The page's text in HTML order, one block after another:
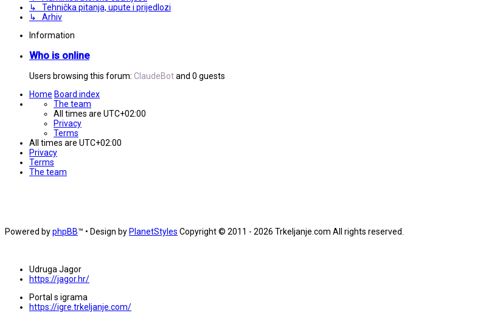
↳ Tehnička pitanja, upute i prijedlozi
↳ Arhiv
Information
Who is online
Users browsing this forum: ClaudeBotand 0 guests
Home Board index
The team
All times are UTC+02:00
Privacy
Terms
All times are UTC+02:00
Privacy
Terms
The team
Powered byphpBB™ • Design by PlanetStyles Copyright © 2011 - 2026 Trkeljanje.com All rights reserved.
Udruga Jagor
https://jagor.hr/
Portal s igrama
https://igre.trkeljanje.com/